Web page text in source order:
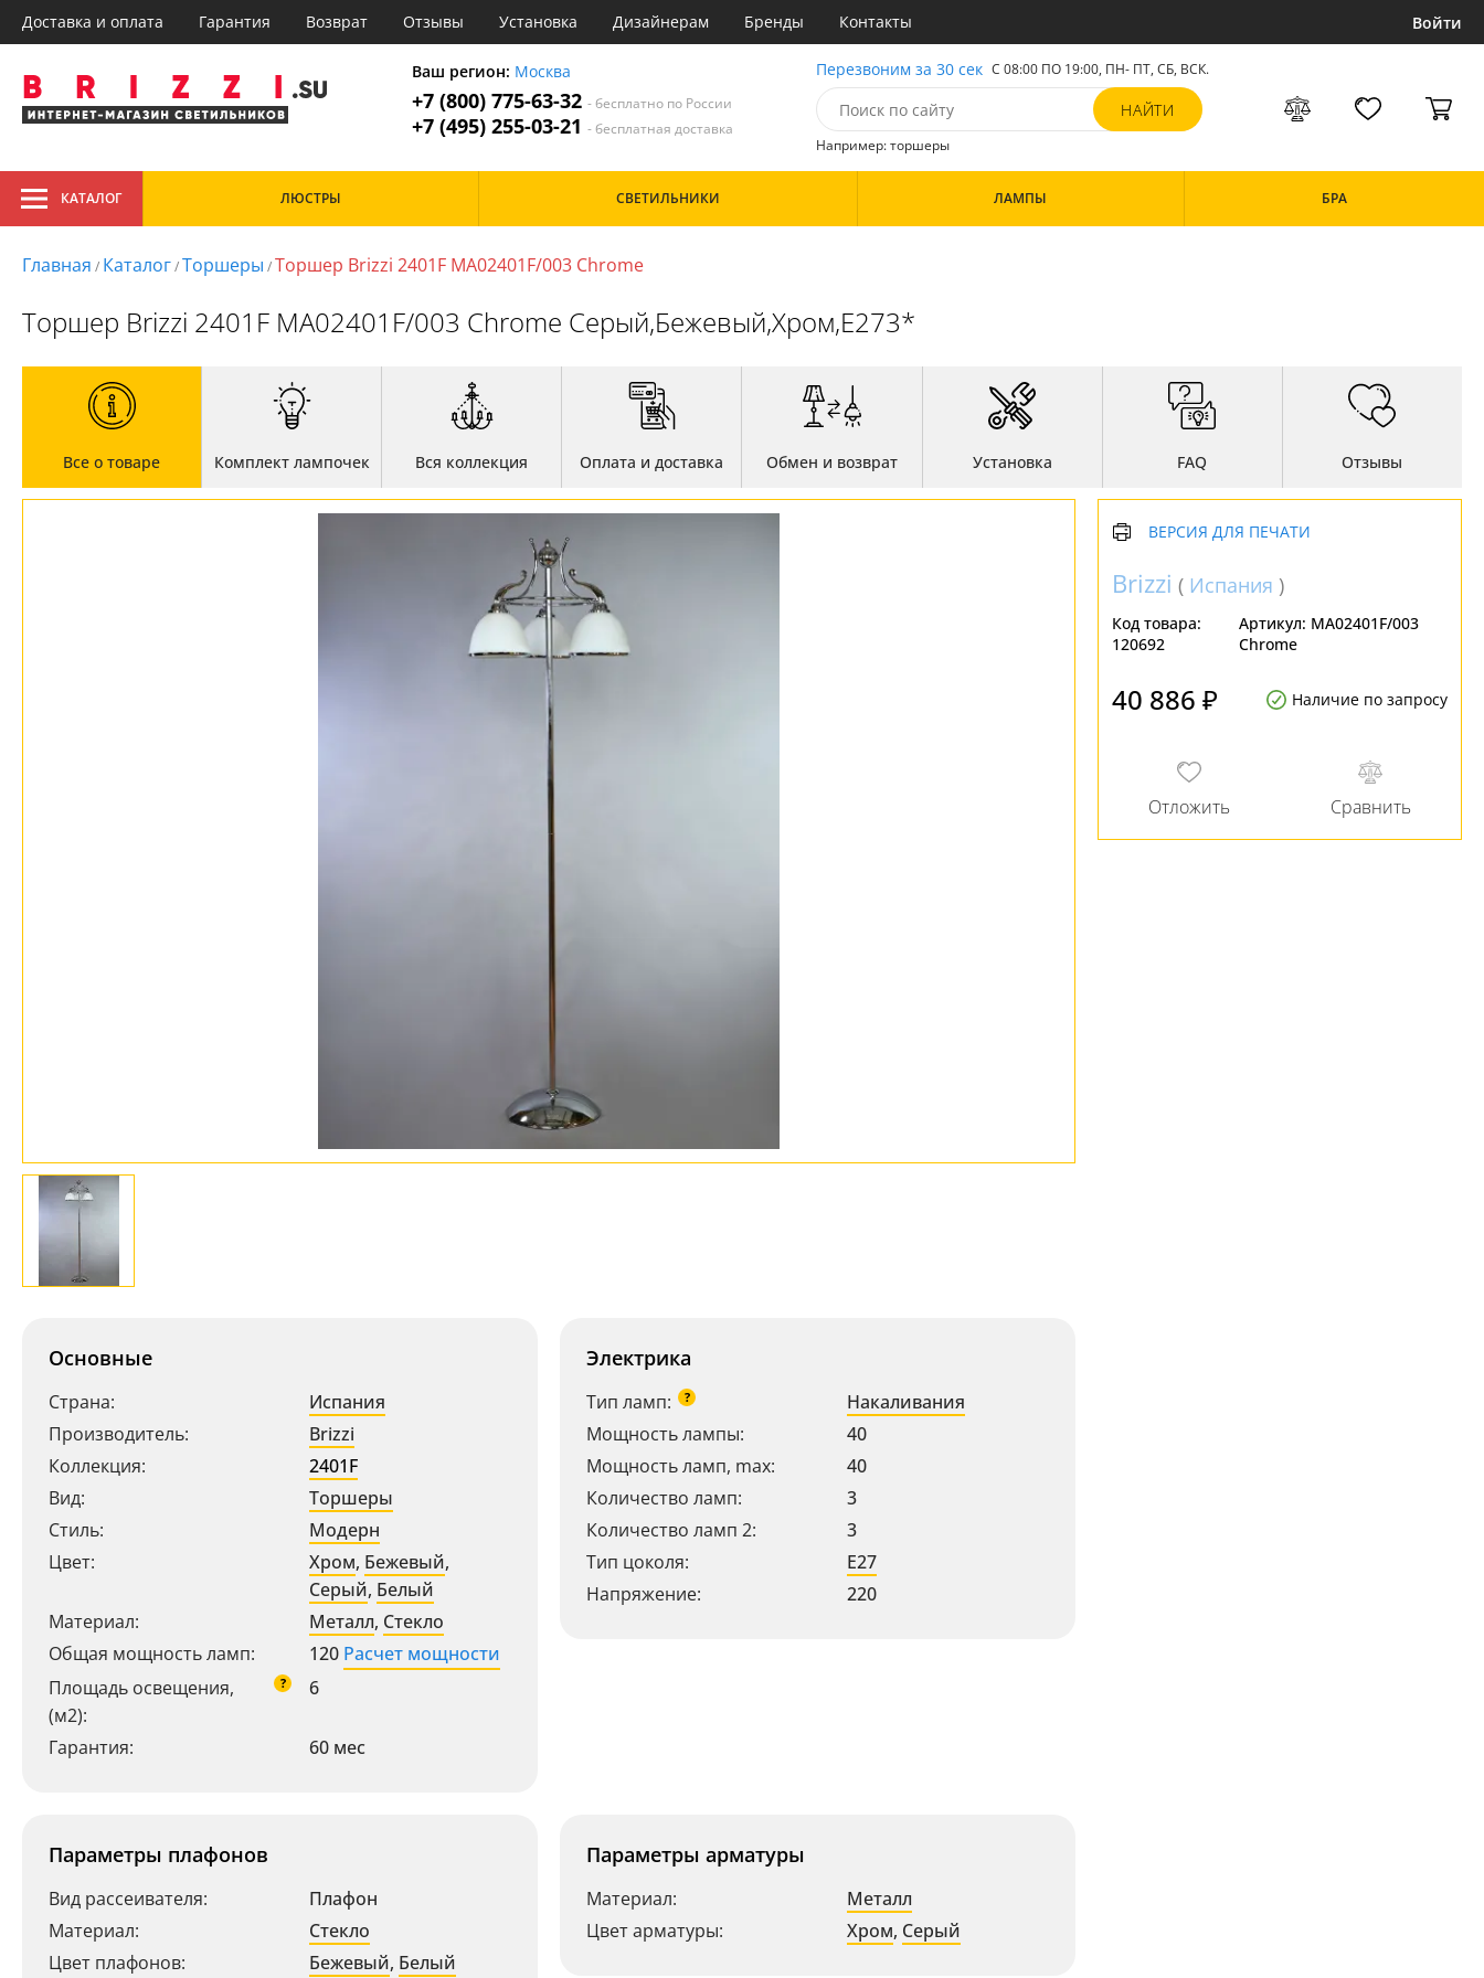
Доставка и оплата Гарантия Возврат Отзывы Установка Дизайнерам Бренды Контакты Войти
Ваш регион: Москва
+7 (800) 775-63-32- бесплатно по России
+7 (495) 255-03-21- бесплатная доставка
Перезвоним за 30 сек С 08:00 ПО 19:00, ПН- ПТ, СБ, ВСК.
Например: торшеры
1. Люстры
3. Настольные лампы
Доставка и оплата
Возврат
Отзывы
Дизайнерам
Бренды
Контакты
Ваш регион:
+7 (800) 775-63-32
+7 (495) 255-03-21 - бесплатная доставка
1. Люстры
Все товары категории
Стиль
Классический
Кафе
Дизайн/Форма
КАТАЛОГ ЛЮСТРЫ СВЕТИЛЬНИКИ ЛАМПЫ БРА
Главная / Каталог/Торшеры /Торшер Brizzi 2401F MA02401F/003 Chrome
Торшер Brizzi 2401F MA02401F/003 Chrome Серый,Бежевый,Хром,E273*
Все о товаре Комплект лампочек Вся коллекция Оплата и доставка Обмен и возврат Установка FAQ Отзывы
Основные
Страна:
Испания
Производитель:
Brizzi
Коллекция:
2401F
Вид:
Торшеры
Стиль:
Модерн
Цвет:
Хром, Бежевый,
Серый, Белый
Материал:
Металл, Стекло
Общая мощность ламп:
120 Расчет мощности
Площадь освещения,
(м2):
? 6
Гарантия: 60 мес
Электрика
Тип ламп: ?
Накаливания
Мощность лампы:
40
Мощность ламп, max:
40
Количество ламп:
3
Количество ламп 2:
3
Тип цоколя:
E27
Напряжение:
220
Параметры плафонов
Вид рассеивателя:
Плафон
Материал:
Стекло
Цвет плафонов:
Бежевый, Белый
Параметры арматуры
Материал:
Металл
Цвет арматуры:
Хром, Серый
ВЕРСИЯ ДЛЯ ПЕЧАТИ
Brizzi ( Испания )
Код товара:
120692
Артикул: MA02401F/003
Chrome
40 886 ₽ Наличие по запросу